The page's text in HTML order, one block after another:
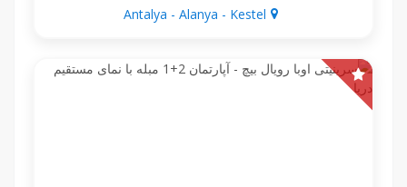
Antalya - Alanya - Kestel